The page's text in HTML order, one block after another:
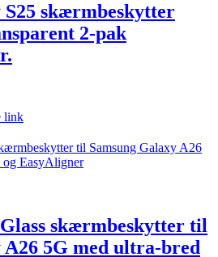
S25 skærmbeskytter
2-pak
link
skærmbeskytter til
A26 5G med ultra-bred